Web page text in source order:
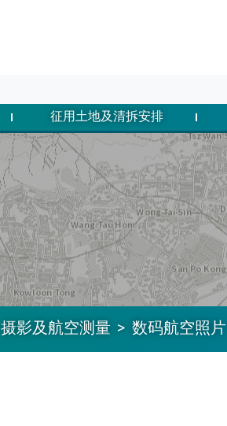
征用土地及清拆安排
摄影及航空测量 数码航空照片